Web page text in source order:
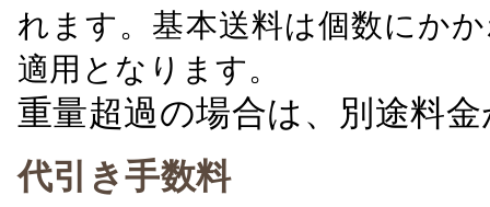
れます。基本送料は個数にか
適用となります。
重量超過の場合は、別途料
代引き手数料